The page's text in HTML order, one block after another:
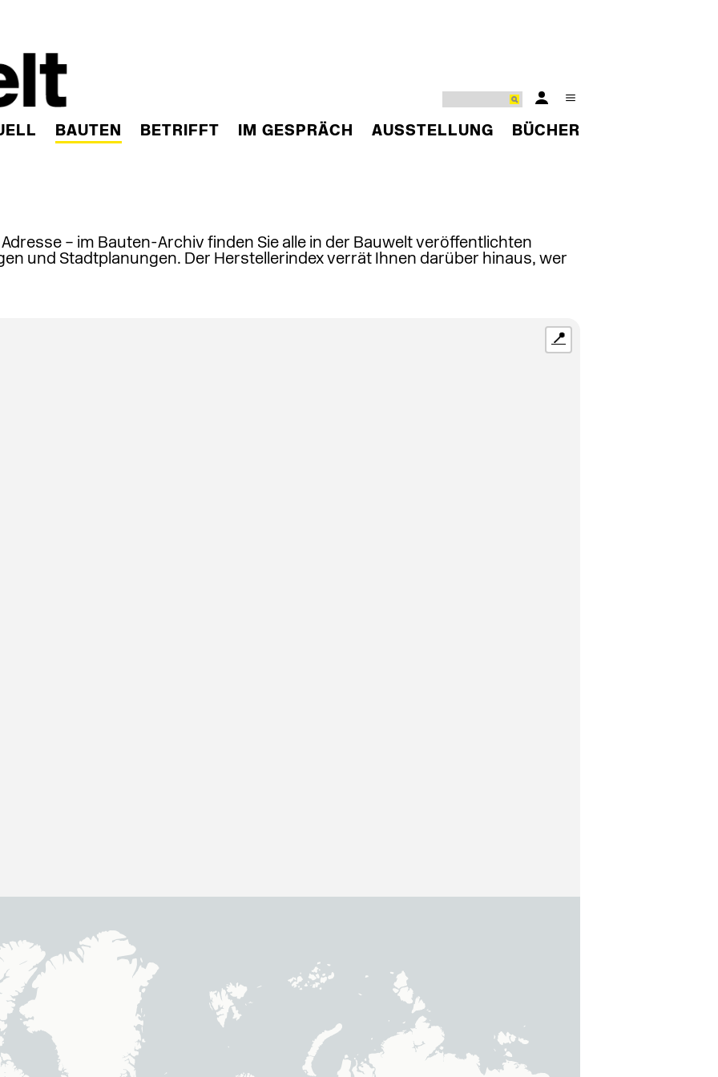
BAUTEN BETRIFFT IM GESPRÄCH AUSSTELLUNG BÜCHER
– im Bauten-Archiv finden Sie alle in der Bauwelt veröffentlichten
und Stadtplanungen. Der Herstellerindex verrät Ihnen darüber hinaus, wer
📍